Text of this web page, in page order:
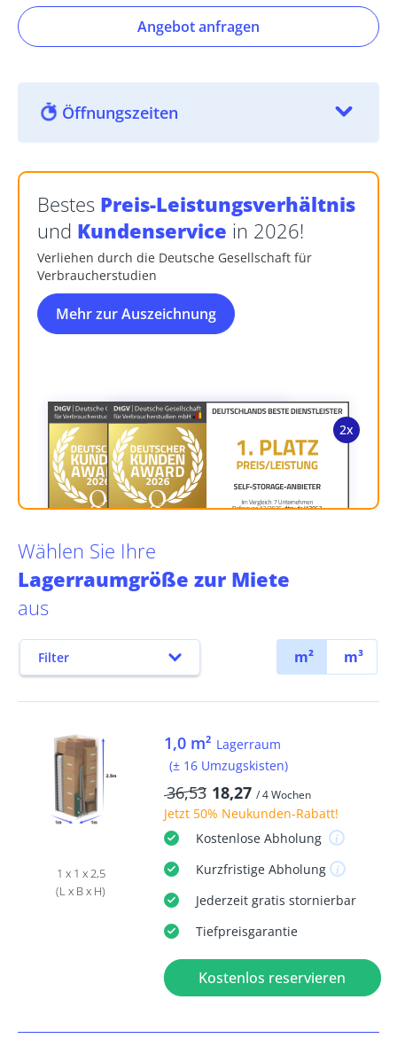
Angebot anfragen
Öffnungszeiten
Bestes Preis-Leistungsverhältnis
und Kundenservice in 2026!
Verliehen durch die Deutsche Gesellschaft für
Verbraucherstudien
Mehr zur Auszeichnung
Wählen Sie Ihre
Lagerraumgröße zur Miete
aus
Filter m² m³
1 x 1 x 2,5
(L x B x H)
1,0 m² Lagerraum
(± 16 Umzugskisten)
36,53 18,27 / 4 Wochen
Jetzt 50% Neukunden-Rabatt!
KostenloseAbholung
KurzfristigeAbholung
Jederzeit gratis stornierbar
Tiefpreisgarantie
Kostenlos reservieren